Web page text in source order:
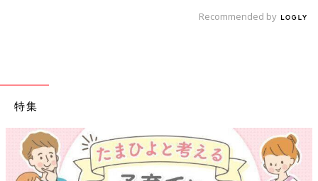
出典：Instagramアカウント「fuu.227」
fu-chan mamaさんはピンク系で統一したセットでハーフバース
Recommended by
特集